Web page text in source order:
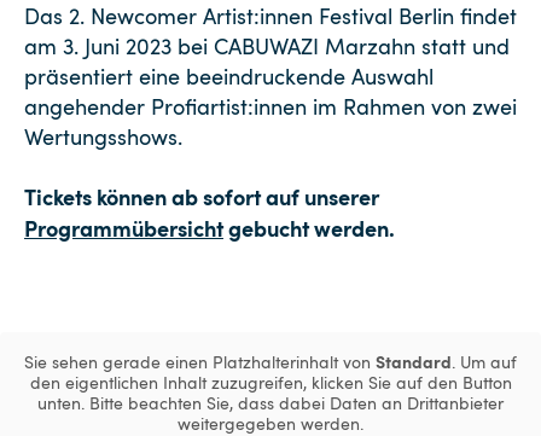
Das 2. Newcomer Artist:innen Festival Berlin findet
am 3. Juni 2023 bei CABUWAZI Marzahn statt und
präsentiert eine beeindruckende Auswahl
angehender Profiartist:innen im Rahmen von zwei
Wertungsshows.
Tickets können ab sofort auf unserer
Programmübersichtgebucht werden.
Sie sehen gerade einen Platzhalterinhalt von Standard. Um auf
den eigentlichen Inhalt zuzugreifen, klicken Sie auf den Button
unten. Bitte beachten Sie, dass dabei Daten an Drittanbieter
weitergegeben werden.